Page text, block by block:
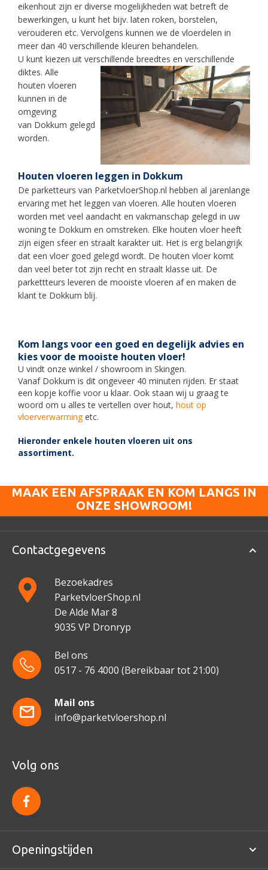
eikenhout zijn er diverse mogelijkheden wat betreft de
bewerkingen, u kunt het bijv. laten roken, borstelen,
verouderen etc. Vervolgens kunnen we de vloerdelen in
meer dan 40 verschillende kleuren behandelen.
U kunt kiezen uit verschillende breedtes en verschillende
diktes. Alle
houten vloeren
kunnen in de
omgeving
van Dokkum gelegd
worden.
Houten vloeren leggen in Dokkum
De parketteurs van ParketvloerShop.nl hebben al jarenlange
ervaring met het leggen van vloeren. Alle houten vloeren
worden met veel aandacht en vakmanschap gelegd in uw
woning te Dokkum en omstreken. Elke houten vloer heeft
zijn eigen sfeer en straalt karakter uit. Het is erg belangrijk
dat een vloer goed gelegd wordt. De houten vloer komt
dan veel beter tot zijn recht en straalt klasse uit. De
parkettteurs leveren de mooiste vloeren af en maken de
klant te Dokkum blij.
Kom langs voor een goed en degelijk advies en
kies voor de mooiste houten vloer!
U vindt onze winkel / showroom in Skingen.
Vanaf Dokkum is dit ongeveer 40 minuten rijden. Er staat
een kopje koffie voor u klaar. Ook staan wij u graag te
woord om u alles te vertellen over hout, hout op
vloerverwarmingetc.
Hieronder enkele houten vloeren uit ons
assortiment.
MAAK EEN AFSPRAAK EN KOM LANGS IN
ONZE SHOWROOM!
Contactgegevens
Bezoekadres
ParketvloerShop.nl
De Alde Mar 8
9035 VP Dronryp
Bel ons
0517 - 76 4000 (Bereikbaar tot 21:00)
Mail ons
info@parketvloershop.nl
Volg ons
f
a
c
e
o
o
Openingstijden